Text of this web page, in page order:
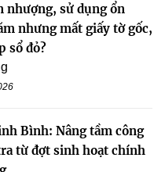
nhượng, sử dụng ổn
nhưng mất giấy tờ gốc,
sổ đỏ?
Bình: Nâng tầm công
từ đợt sinh hoạt chính